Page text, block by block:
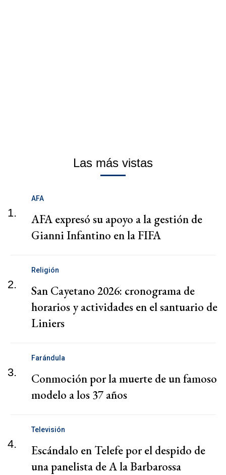
Las más vistas
1.
AFA
AFA expresó su apoyo a la gestión de
Gianni Infantino en la FIFA
2.
Religión
San Cayetano 2026: cronograma de
horarios y actividades en el santuario de
Liniers
3.
Farándula
Conmoción por la muerte de un famoso
modelo a los 37 años
4.
Televisión
Escándalo en Telefe por el despido de
una panelista de A la Barbarossa